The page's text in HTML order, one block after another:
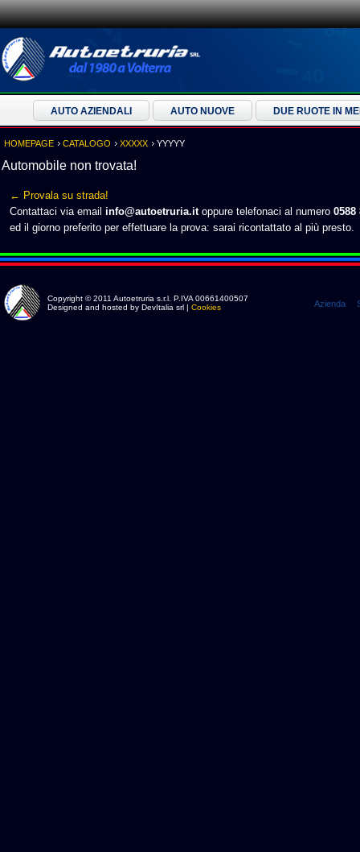
AUTO AZIENDALI AUTO NUOVE DUE RUOTE IN
HOMEPAGE CATALOGO XXXXX YYYYY
Automobile non trovata!
← Provala su strada!
Contattaci via email info@autoetruria.itoppure telefonaci al numero 0588
ed il giorno preferito per effettuare la prova: sarai ricontattato al più presto.
Copyright © 2011 Autoetruria s.r.l. P.IVA 00661400507
Designed and hosted by DevItalia srl | Cookies Azienda